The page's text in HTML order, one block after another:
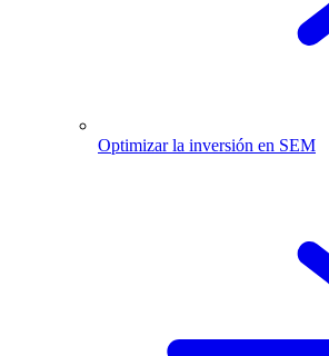
Optimizar la inversión en SEM